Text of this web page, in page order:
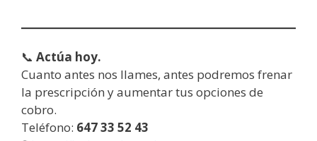
📞 Actúa hoy.
Cuanto antes nos llames, antes podremos frenar
la prescripción y aumentar tus opciones de
cobro.
Teléfono: 647 33 52 43